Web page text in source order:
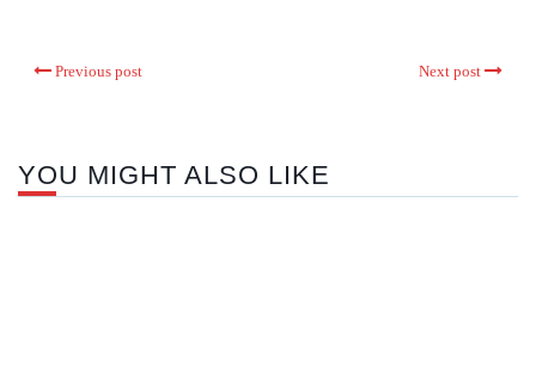
Previous post Next post
YOU MIGHT ALSO LIKE